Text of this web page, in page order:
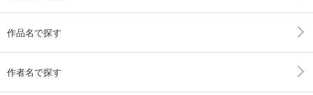
作品名で探す
作者名で探す